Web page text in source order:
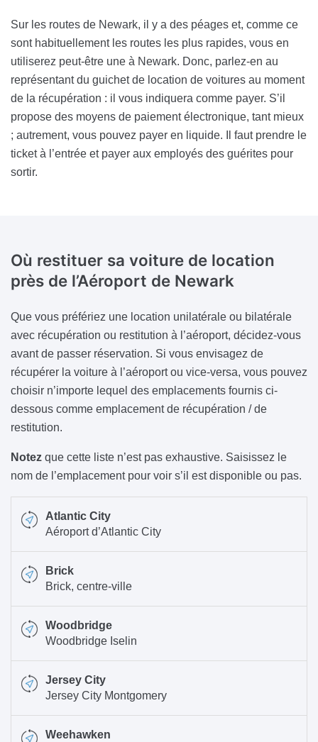
Sur les routes de Newark, il y a des péages et, comme ce
sont habituellement les routes les plus rapides, vous en
utiliserez peut-être une à Newark. Donc, parlez-en au
représentant du guichet de location de voitures au moment
de la récupération : il vous indiquera comme payer. S’il
propose des moyens de paiement électronique, tant mieux
; autrement, vous pouvez payer en liquide. Il faut prendre le
ticket à l’entrée et payer aux employés des guérites pour
sortir.
Où restituer sa voiture de location
près de l’Aéroport de Newark
Que vous préfériez une location unilatérale ou bilatérale
avec récupération ou restitution à l’aéroport, décidez-vous
avant de passer réservation. Si vous envisagez de
récupérer la voiture à l’aéroport ou vice-versa, vous pouvez
choisir n’importe lequel des emplacements fournis ci-
dessous comme emplacement de récupération / de
restitution.
Notez que cette liste n’est pas exhaustive. Saisissez le
nom de l’emplacement pour voir s’il est disponible ou pas.
Atlantic City
Aéroport d’Atlantic City
Brick
Brick, centre-ville
Woodbridge
Woodbridge Iselin
Jersey City
Jersey City Montgomery
Weehawken